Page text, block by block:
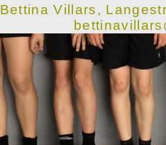
Bettina Villars,